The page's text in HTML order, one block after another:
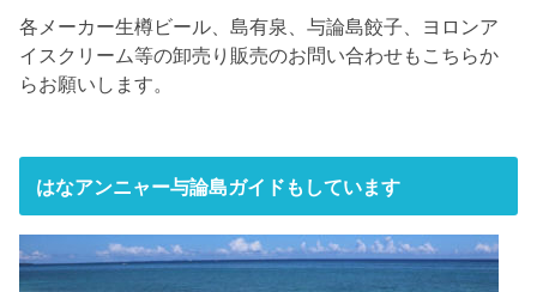
各メーカー生樽ビール、島有泉、与論島餃子、ヨロンア
イスクリーム等の卸売り販売のお問い合わせもこちらか
らお願いします。
はなアンニャー与論島ガイドもしています